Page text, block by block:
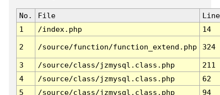
No. File
Line
1
/index.php 14
2 /source/function/function_extend.php 324
3 /source/class/jzmysql.class.php
211
4
/source/class/jzmysql.class.php
62
5
/source/class/jzmysql.class.php
94